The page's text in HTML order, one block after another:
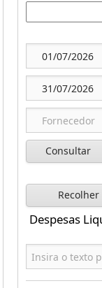
Consultar
Recolher
Despesas